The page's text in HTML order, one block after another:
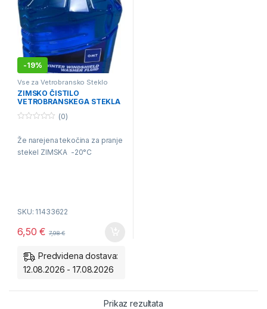
-19%
Vse za Vetrobransko Steklo
ZIMSKO ČISTILO
VETROBRANSKEGA STEKLA
pripravljeno za uporabo
u
o
(0)
Že narejena tekočina za pranje
stekel ZIMSKA -20°C
SKU: 11433622
6,50€ 7,98€
Predvidena dostava:
12.08.2026 - 17.08.2026
Prikaz rezultata